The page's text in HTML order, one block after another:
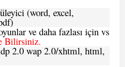
(word, excel,
ve daha fazlası için vs
Bilirsiniz.
2.0 wap 2.0/xhtml, html,